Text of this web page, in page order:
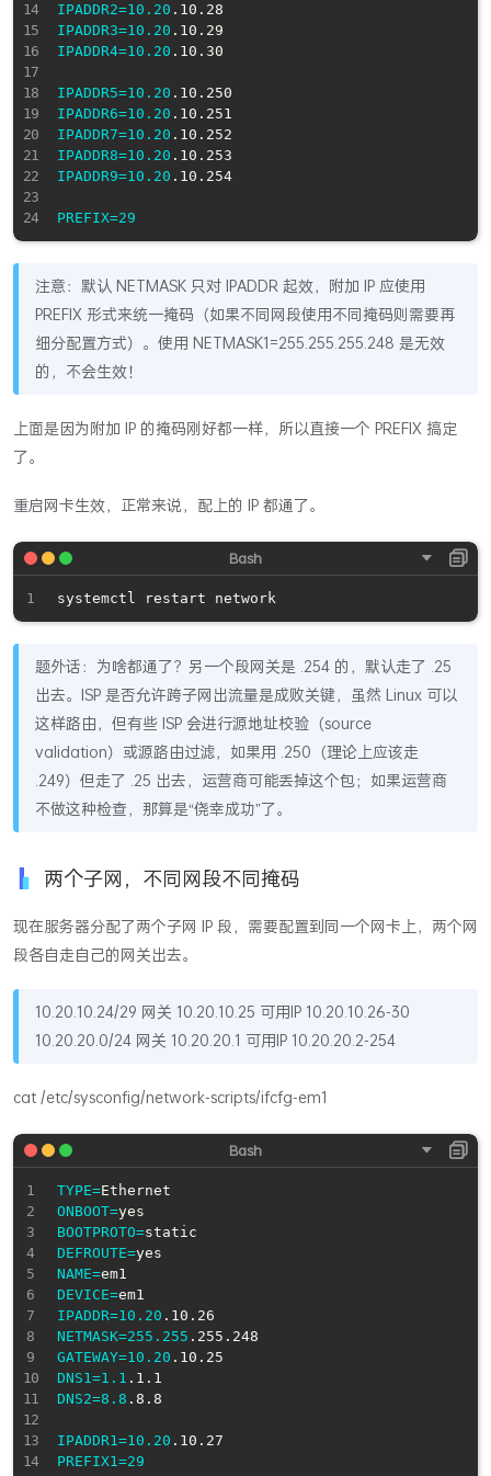
IPADDR2=10.20
IPADDR3=10.20
IPADDR4=10.20 .10.30
IPADDR5=10.20
IPADDR6=10.20
IPADDR7=10.20
IPADDR8=10.20
IPADDR9=10.20 .10.254
PREFIX=29
注意：默认 NETMASK 只对 IPADDR 起效，附加 IP 应使用
PREFIX 形式来统一掩码（如果不同网段使用不同掩码则需要再
细分配置方式）。使用 NETMASK1=255.255.255.248 是无效
的，不会生效！
上面是因为附加 IP 的掩码刚好都一样，所以直接一个 PREFIX 搞定
了。
重启网卡生效，正常来说，配上的 IP 都通了。
题外话：为啥都通了？另一个段网关是 .254 的，默认走了 .25
出去。ISP 是否允许跨子网出流量是成败关键，虽然 Linux 可以
这样路由，但有些 ISP 会进行源地址校验（source
validation）或源路由过滤，如果用 .250（理论上应该走
.249）但走了 .25 出去，运营商可能丢掉这个包；如果运营商
不做这种检查，那算是“侥幸成功”了。
两个子网，不同网段不同掩码
现在服务器分配了两个子网 IP 段，需要配置到同一个网卡上，两个网
段各自走自己的网关出去。
10.20.10.24/29 网关 10.20.10.25 可用IP 10.20.10.26-30
10.20.20.0/24 网关 10.20.20.1 可用IP 10.20.20.2-254
cat /etc/sysconfig/network-scripts/ifcfg-em1
TYPE=
ONBOOT=
BOOTPROTO=
DEFROUTE=
NAME=
DEVICE=
IPADDR=10.20
NETMASK=255.255
GATEWAY=10.20
DNS1 =1.1
DNS2=8.8 .8.8
IPADDR1 =10.20
PREFIX1 =29